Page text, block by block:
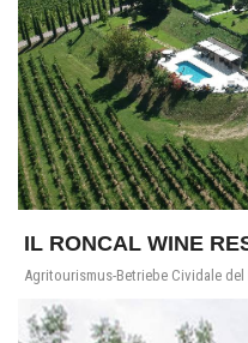
IL RONCAL WINE
Agritourismus-Betriebe Cividale del